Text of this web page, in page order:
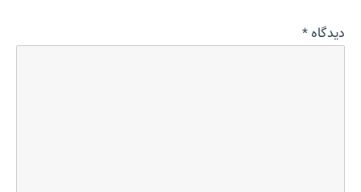
دیدگاه*